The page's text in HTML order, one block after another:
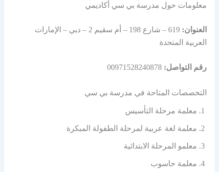
معلومات حول مدرسة بي سي أكاديمي
العنوان:
619 – شارع 198 – أم سقيم 2 – دبي – الإمارات
العربية المتحدة
رقم التواصل: 00971528240878
التخصصات المتاحة في مدرسة بي سي
معلمة مرحلة التأسيس
معلمة لغة عربية لمرحلة الطفولة المبكرة
معلمو المرحلة الابتدائية
معلمة حاسوب